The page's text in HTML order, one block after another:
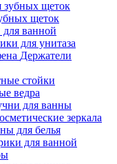
щеток
ванной
для унитаза
Держатели
стойки
ведра
для ванны
зеркала
для белья
для ванной